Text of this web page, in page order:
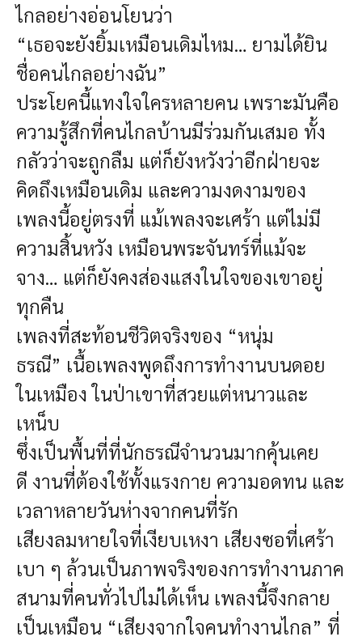
ไกลอย่างอ่อนโยนว่า
“เธอจะยังยิ้มเหมือนเดิมไหม… ยามได้ยิน
ชื่อคนไกลอย่างฉัน”
ประโยคนี้แทงใจใครหลายคน เพราะมันคือ
ความรู้สึกที่คนไกลบ้านมีร่วมกันเสมอ ทั้ง
กลัวว่าจะถูกลืม แต่ก็ยังหวังว่าอีกฝ่ายจะ
คิดถึงเหมือนเดิม และความงดงามของ
เพลงนี้อยู่ตรงที่ แม้เพลงจะเศร้า แต่ไม่มี
ความสิ้นหวัง เหมือนพระจันทร์ที่แม้จะ
จาง… แต่ก็ยังคงส่องแสงในใจของเขาอยู่
ทุกคืน
เพลงที่สะท้อนชีวิตจริงของ “หนุ่ม
ธรณี” เนื้อเพลงพูดถึงการทำงานบนดอย
ในเหมือง ในป่าเขาที่สวยแต่หนาวและ
เหน็บ
ซึ่งเป็นพื้นที่ที่นักธรณีจำนวนมากคุ้นเคย
ดี งานที่ต้องใช้ทั้งแรงกาย ความอดทน และ
เวลาหลายวันห่างจากคนที่รัก
เสียงลมหายใจที่เงียบเหงา เสียงซอที่เศร้า
เบา ๆ ล้วนเป็นภาพจริงของการทำงานภาค
สนามที่คนทั่วไปไม่ได้เห็น เพลงนี้จึงกลาย
เป็นเหมือน “เสียงจากใจคนทำงานไกล” ที่